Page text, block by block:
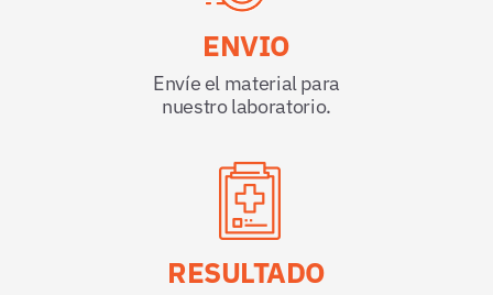
ENVIO
Envíe el material para
nuestro laboratorio.
RESULTADO